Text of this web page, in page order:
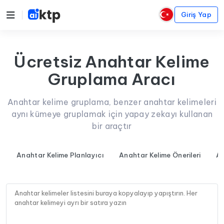
Giriş Yap
Ücretsiz Anahtar Kelime
Gruplama Aracı
Anahtar kelime gruplama, benzer anahtar kelimeleri
aynı kümeye gruplamak için yapay zekayı kullanan
bir araçtır
Anahtar Kelime Planlayıcı Anahtar Kelime Önerileri